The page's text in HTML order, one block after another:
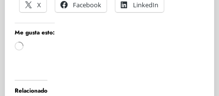
X
Facebook LinkedIn
Me gusta esto:
Cargando...
Relacionado